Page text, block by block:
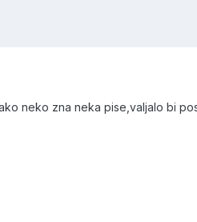
neko zna neka pise,valjalo bi